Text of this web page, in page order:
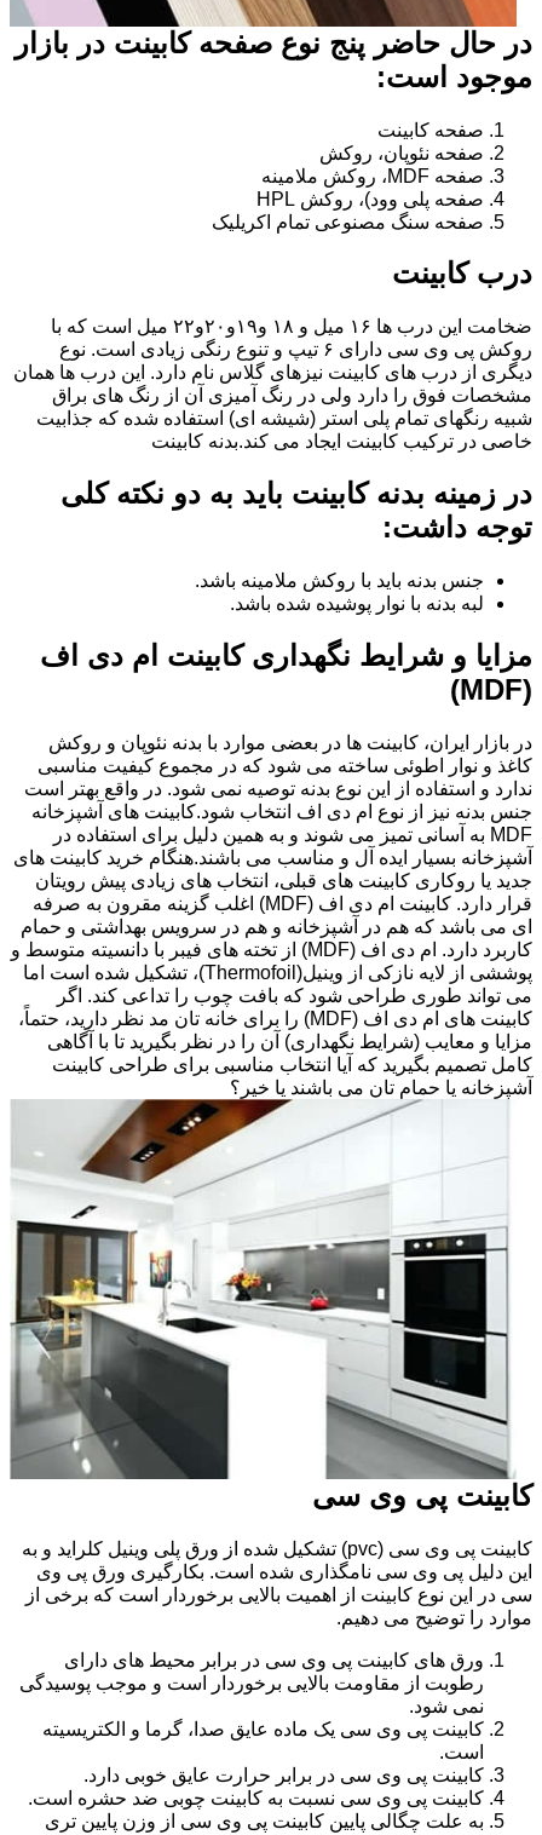
در حال حاضر پنج نوع صفحه کابینت در بازار
موجود است:
صفحه کابینت
صفحه نئوپان، روکش
صفحه MDF، روکش ملامینه
صفحه پلی وود)، روکش HPL
صفحه سنگ مصنوعی تمام اکریلیک
درب کابینت
ضخامت این درب ها ۱۶ میل و ۱۸ و١٩و٢٠و٢٢ میل است که با
روکش پی وی سی دارای ۶ تیپ و تنوع رنگی زیادی است. نوع
دیگری از درب های کابینت نیزهای گلاس نام دارد. این درب ها همان
مشخصات فوق را دارد ولی در رنگ آمیزی آن از رنگ های براق
شبیه رنگهای تمام پلی استر (شیشه ای) استفاده شده که جذابیت
خاصی در ترکیب کابینت ایجاد می کند.بدنه کابینت
در زمینه بدنه کابینت باید به دو نکته کلی
توجه داشت:
جنس بدنه باید با روکش ملامینه باشد.
لبه بدنه با نوار پوشیده شده باشد.
مزایا و شرایط نگهداری کابینت ام دی اف
(MDF)
در بازار ایران، کابینت ها در بعضی موارد با بدنه نئوپان و روکش
کاغذ و نوار اطوئی ساخته می شود که در مجموع کیفیت مناسبی
ندارد و استفاده از این نوع بدنه توصیه نمی شود. در واقع بهتر است
جنس بدنه نیز از نوع ام دی اف انتخاب شود.کابینت های آشپزخانه
MDF به آسانی تمیز می شوند و به همین دلیل برای استفاده در
آشپزخانه بسیار ایده آل و مناسب می باشند.هنگام خرید کابینت های
جدید یا روکاری کابینت های قبلی، انتخاب های زیادی پیش رویتان
قرار دارد. کابینت ام دی اف (MDF) اغلب گزینه مقرون به صرفه
ای می باشد که هم در آشپزخانه و هم در سرویس بهداشتی و حمام
کاربرد دارد. ام دی اف (MDF) از تخته های فیبر با دانسیته متوسط و
پوششی از لایه نازکی از وینیل(Thermofoil)، تشکیل شده است اما
می تواند طوری طراحی شود که بافت چوب را تداعی کند. اگر
کابینت های ام دی اف (MDF) را برای خانه تان مد نظر دارید، حتماً،
مزایا و معایب (شرایط نگهداری) آن را در نظر بگیرید تا با آگاهی
کامل تصمیم بگیرید که آیا انتخاب مناسبی برای طراحی کابینت
آشپزخانه یا حمام تان می باشند یا خیر؟
کابینت پی وی سی
کابینت پی وی سی (pvc) تشکیل شده از ورق پلی وینیل کلراید و به
این دلیل پی وی سی نامگذاری شده است. بکارگیری ورق پی وی
سی در این نوع کابینت از اهمیت بالایی برخوردار است که برخی از
موارد را توضیح می دهیم.
ورق های کابینت پی وی سی در برابر محیط های دارای
رطوبت از مقاومت بالایی برخوردار است و موجب پوسیدگی
نمی شود.
کابینت پی وی سی یک ماده عایق صدا، گرما و الکتریسیته
است.
کابینت پی وی سی در برابر حرارت عایق خوبی دارد.
کابینت پی وی سی نسبت به کابینت چوبی ضد حشره است.
به علت چگالی پایین کابینت پی وی سی از وزن پایین تری